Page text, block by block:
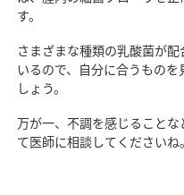
す。
さまざまな種類の乳酸菌が
いるので、自分に合うもの
しょう。
万が一、不調を感じること
て医師に相談してくださいね。